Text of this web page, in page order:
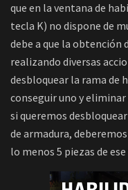
que en la ventana de
tecla K) no dispone de
debe a que la obtención
realizando diversas
desbloquear la rama de
conseguir uno y eliminar
si queremos
de armadura,
lo menos 5 piezas de